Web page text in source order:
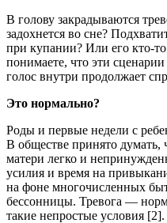
В голову закрадываются
задохнется во сне?
при купании? Или его кто-
понимаете, что эти
голос внутри продолжает
Это нормально?
Роды и первые недели с
В обществе принято думать,
матери легко и
усилия и время на
на фоне многочисленных
бессонницы. Тревога —
такие непростые условия [2].